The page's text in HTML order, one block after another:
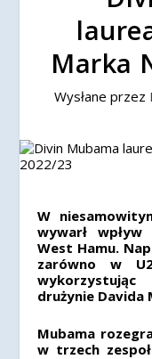
Marka
Wysłane przez
W
wywarł
West Hamu.
zarówno w
drużynie Davida
Mubama
w trzech